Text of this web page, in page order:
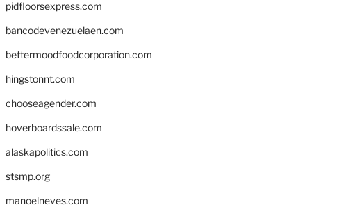
pidfloorsexpress.com
bancodevenezuelaen.com
bettermoodfoodcorporation.com
hingstonnt.com
chooseagender.com
hoverboardssale.com
alaskapolitics.com
stsmp.org
manoelneves.com